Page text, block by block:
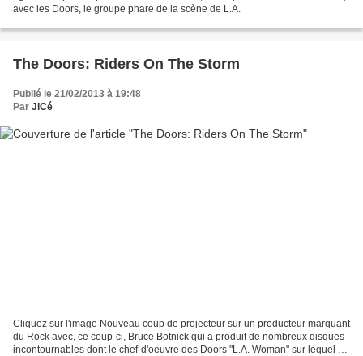
avec les Doors, le groupe phare de la scène de L.A.
The Doors: Riders On The Storm
Publié le 21/02/2013 à 19:48
Par JiCé
Cliquez sur l'image Nouveau coup de projecteur sur un producteur marquant
du Rock avec, ce coup-ci, Bruce Botnick qui a produit de nombreux disques
incontournables dont le chef-d'oeuvre des Doors "L.A. Woman" sur lequel on